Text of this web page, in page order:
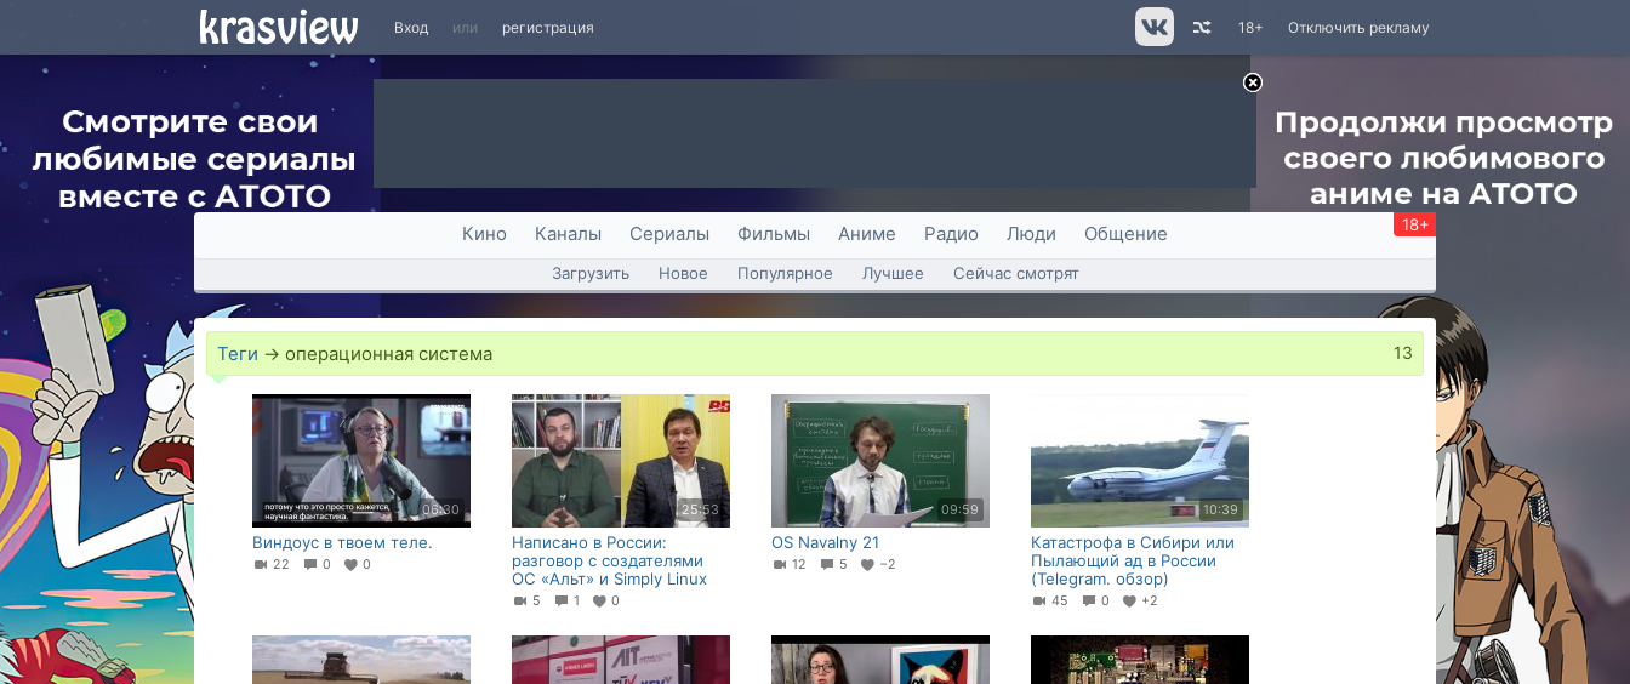
Вход или регистрация Отключить рекламу
18+
Кино Каналы Сериалы Фильмы Аниме Радио Люди Общение 18+
Загрузить Новое Популярное Лучшее Сейчас смотрят
Теги → операционная система 13
06:30
Виндоус в твоем теле.
22 0 0
25:53
Написано в России:
разговор с создателями
ОС «Альт» и Simply Linux
5 1 0
09:59
OS Navalny 21
12 5 −2
10:39
Катастрофа в Сибири или
Пылающий ад в России
(Telegram. обзор)
45 0 +2